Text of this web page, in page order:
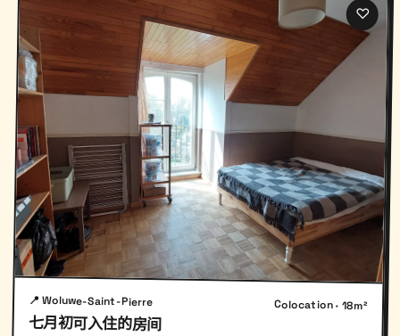
♡
📍 Woluwe-Saint-Pierre Colocation · 18m²
七月初可入住的房间